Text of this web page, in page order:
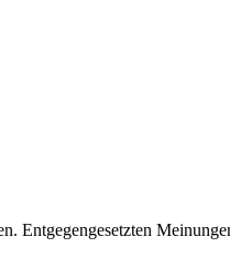
Entgegengesetzten